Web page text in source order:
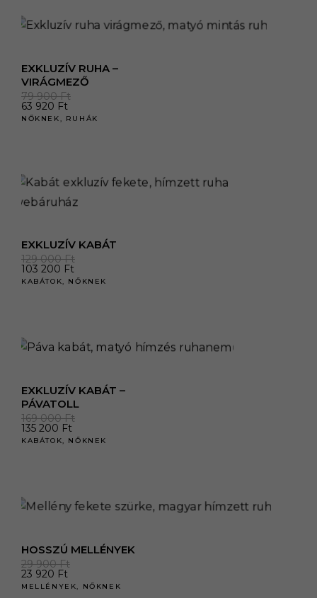
EXKLUZÍV RUHA –
VIRÁGMEZŐ
79 900Ft
63 920 Ft
NŐKNEK, RUHÁK
EXKLUZÍV KABÁT
129 000Ft
103 200 Ft
KABÁTOK, NŐKNEK
EXKLUZÍV KABÁT –
PÁVATOLL
169 000Ft
135 200 Ft
KABÁTOK, NŐKNEK
HOSSZÚ MELLÉNYEK
29 900Ft
23 920 Ft
MELLÉNYEK NŐKNEK